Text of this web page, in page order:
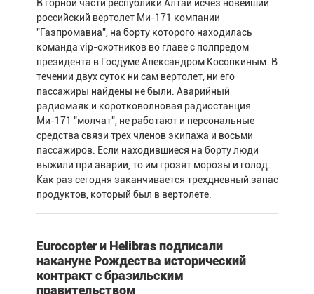
В горной части республики Алтай исчез новейший
российский вертолет Ми-171 компании
"Газпромавиа", на борту которого находилась
команда vip-охотников во главе с полпредом
президента в Госдуме Александром Косопкиным. В
течении двух суток ни сам вертолет, ни его
пассажиры найдены не были. Аварийный
радиомаяк и коротковолновая радиостанция
Ми-171 "молчат", не работают и персональные
средства связи трех членов экипажа и восьми
пассажиров. Если находившиеся на борту люди
выжили при аварии, то им грозят морозы и голод.
Как раз сегодня заканчивается трехдневный запас
продуктов, который был в вертолете.
Eurocopter и Helibras подписали
накануне Рождества исторический
контракт с бразильским
правительством